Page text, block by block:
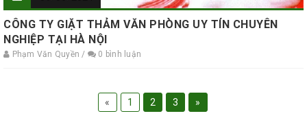
CÔNG TY GIẶT THẢM VĂN PHÒNG UY TÍN CHUYÊN
NGHIỆP TẠI HÀ NỘI
Phạm Văn Quyền / 0 bình luận
« 1 2 3 »